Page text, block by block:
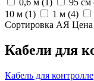
0,6 м (1)
95 см
10 м (1)
1 м (4)
Сортировка АЯ Ценa
Кабели для
Кабель для